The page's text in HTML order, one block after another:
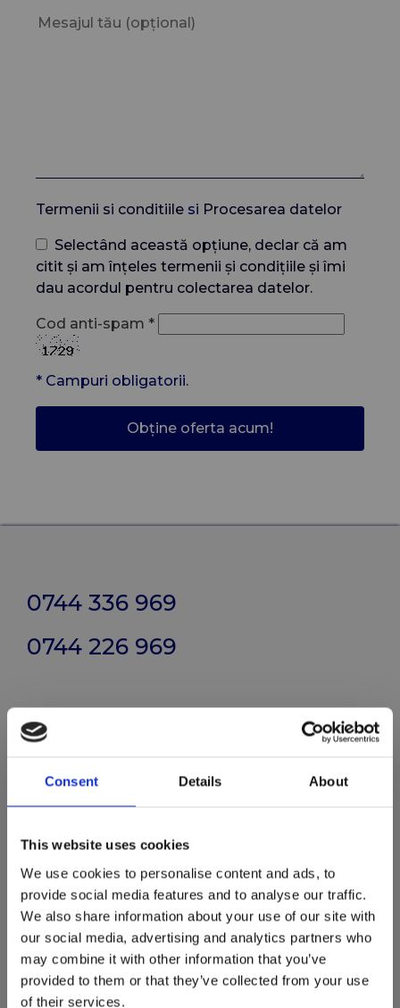
Consent Details About
This website uses cookies
We use cookies to personalise content and ads, to
provide social media features and to analyse our traffic.
We also share information about your use of our site with
our social media, advertising and analytics partners who
may combine it with other information that you’ve
provided to them or that they’ve collected from your use
of their services.
Termenii si conditiile si Procesarea datelor
Selectând această opțiune, declar că am
citit și am înțeles termenii și condițiile și îmi
dau acordul pentru colectarea datelor.
Cod anti-spam *
* Campuri obligatorii.
0744 336 969
0744 226 969